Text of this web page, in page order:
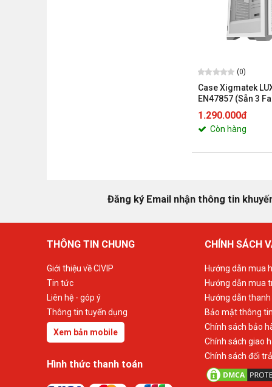
(0)
Case Xigmatek
EN47857 (Sẵn 3
Micro-ATX, ITX)
1.290.000đ
Còn hàng
Đăng ký Email nhận thông tin
THÔNG TIN CHUNG
Giới thiệu về CIVIP
Tin tức
Liên hệ - góp ý
Thông tin tuyển dụng
Xem bản mobile
Hình thức thanh toán
CHÍNH SÁCH
Hướng dẫn mua
Hướng dẫn mua
Hướng dẫn
Bảo mật thông
Chính sách bảo
Chính sách giao
Chính sách đổi